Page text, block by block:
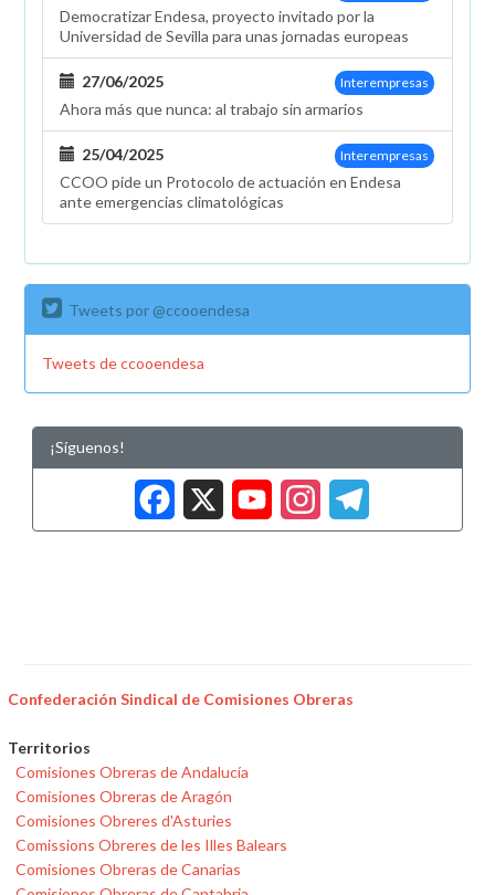
Democratizar Endesa, proyecto invitado por la
Universidad de Sevilla para unas jornadas europeas
Interempresas
27/06/2025
Ahora más que nunca: al trabajo sin armarios
Interempresas
25/04/2025
CCOO pide un Protocolo de actuación en Endesa
ante emergencias climatológicas
Tweets por @ccooendesa
Tweets de ccooendesa
¡Síguenos!
Facebook
X
Confederación Sindical de Comisiones Obreras
Territorios
Comisiones Obreras de Andalucía
Comisiones Obreras de Aragón
Comisiones Obreres d'Asturies
Comissions Obreres de les Illes Balears
Comisiones Obreras de Canarias